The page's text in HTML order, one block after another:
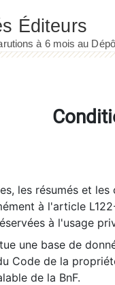
les résumés et
à l'article
à l'usage
une base de
Code de la
de la BnF.